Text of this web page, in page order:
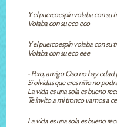
Y el puercoespín volaba con su
Volaba con su eco eco
Y el puercoespín volaba con su
Volaba con su eco eee
- Pero, amigo Oso no hay edad
Si olvidas que eres niño no
La vida es una sola es bueno
Te invito a mi tronco vamos a
La vida es una sola es bueno